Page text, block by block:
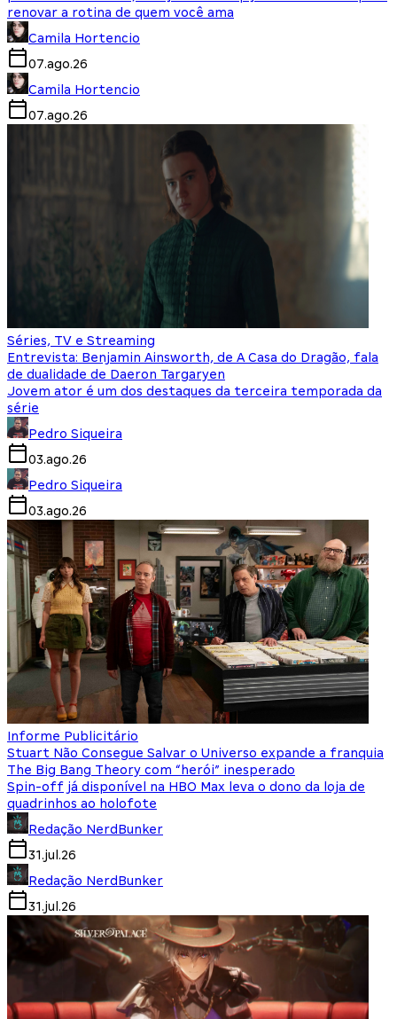
renovar a rotina de quem você ama
Camila Hortencio
07.ago.26
Camila Hortencio
07.ago.26
Séries, TV e Streaming
Entrevista: Benjamin Ainsworth, de A Casa do Dragão, fala
de dualidade de Daeron Targaryen
Jovem ator é um dos destaques da terceira temporada da
série
Pedro Siqueira
03.ago.26
Pedro Siqueira
03.ago.26
Informe Publicitário
Stuart Não Consegue Salvar o Universo expande a franquia
The Big Bang Theory com “herói” inesperado
Spin-off já disponível na HBO Max leva o dono da loja de
quadrinhos ao holofote
Redação NerdBunker
31.jul.26
Redação NerdBunker
31.jul.26